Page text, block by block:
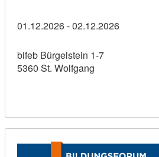
01.12.2026 - 02.12.2026
bifeb Bürgelstein 1-7
5360 St. Wolfgang